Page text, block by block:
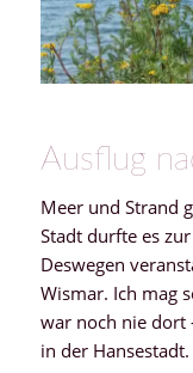
Ausflug
Meer und Strand
Stadt durfte es
Deswegen
Wismar. Ich mag
war noch nie dort
in der Hansestadt.